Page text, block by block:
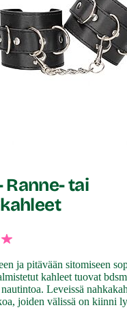
Ranne- tai
ja pitävään sitomiseen
kahleet tuovat
Leveissä
joiden välissä on kiinni